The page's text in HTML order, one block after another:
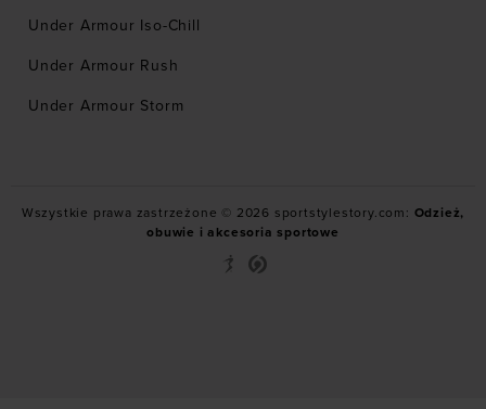
Under Armour Iso-Chill
Under Armour Rush
Under Armour Storm
Wszystkie prawa zastrzeżone © 2026 sportstylestory.com: Odzież,
obuwie i akcesoria sportowe